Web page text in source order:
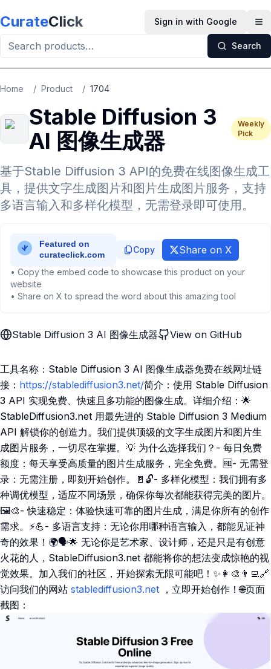
CurateClick Sign in with Google
Search
Home / Product / 1704
Stable Diffusion 3
AI 图像生成器
Weekly
Pick
基于Stable Diffusion 3 API的免费在线图像生成工
具，提供文字生成图片和图片生成图片服务，支持
多语言输入和多样化模型，无需登录即可使用。
Copy Share on X
• Copy the embed code to showcase this product on your
website
• Share on X to spread the word about this amazing tool
Stable Diffusion 3 AI 图像生成器 View on GitHub
工具名称：Stable Diffusion 3 AI 图像生成器免费在线网址链
接： https://stablediffusion3.net/简介：使用 Stable Diffusion
3 API 实现免费、快速且多功能的图像生成。详细介绍：🌟
StableDiffusion3.net 用最先进的 Stable Diffusion 3 Medium
API 解锁你的创造力。我们提供顶级的文字生成图片和图片生
成图片服务，一切尽在掌握。💡 为什么选择我们？- 每日免费
额度：每天享受高质量的图片生成服务，完全免费。🆓- 无需登
录：无需注册，即刻开始创作。🚪🔓- 多样化模型：我们拥有多
种调优模型，适应不同场景，确保你每次都能获得完美的图片。
🖼️🎨- 快速稳定：体验快速可靠的图片生成，满足你所有的创作
需求。⚡💪- 多语言支持：无论你用哪种语言输入，都能见证神
奇的效果！🌍🗣️🌟 无论你是艺术家、设计师，还是只是有创意
火花的人，StableDiffusion3.net 都能将你的想法变成惊艳的视
觉效果。加入我们的社区，开始探索无限可能吧！✨👩‍🎨👨‍💻🔗
访问我们的网站 stablediffusion3.net ，立即开始创作！🌐页面
截图：